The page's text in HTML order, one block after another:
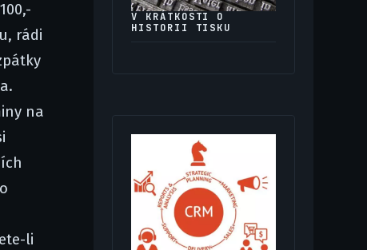
rádi
na
li
V KRÁTKOSTI O
HISTORII TISKU